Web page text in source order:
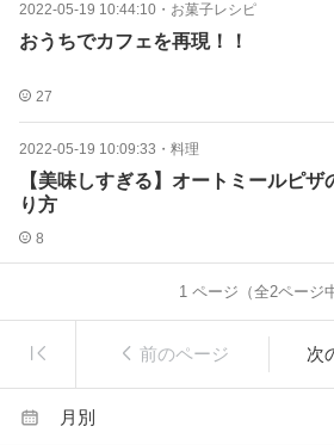
2022-05-19 10:44:10 ・ お菓子レシピ
おうちでカフェを再現！！
27
2022-05-19 10:09:33 ・ 料理
【美味しすぎる】オートミールピザ
り方
8
1 ページ（全2ページ
前のページ 次
月別